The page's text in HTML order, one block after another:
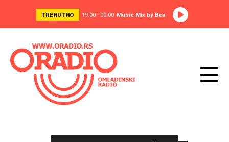
TRENUTNO 19:00 - 00:00 Music Mix by Bea